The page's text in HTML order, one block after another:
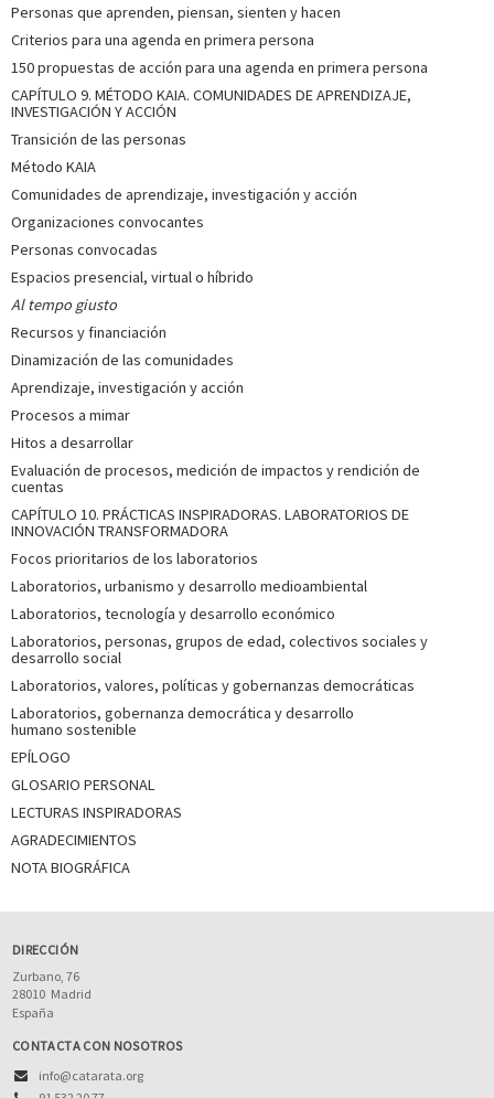
Personas que aprenden, piensan, sienten y hacen
Criterios para una agenda en primera persona
150 propuestas de acción para una agenda en primera persona
CAPÍTULO 9. MÉTODO KAIA. COMUNIDADES DE APRENDIZAJE,
INVESTIGACIÓN Y ACCIÓN
Transición de las personas
Método KAIA
Comunidades de aprendizaje, investigación y acción
Organizaciones convocantes
Personas convocadas
Espacios presencial, virtual o híbrido
Al tempo giusto
Recursos y financiación
Dinamización de las comunidades
Aprendizaje, investigación y acción
Procesos a mimar
Hitos a desarrollar
Evaluación de procesos, medición de impactos y rendición de
cuentas
CAPÍTULO 10. PRÁCTICAS INSPIRADORAS. LABORATORIOS DE
INNOVACIÓN TRANSFORMADORA
Focos prioritarios de los laboratorios
Laboratorios, urbanismo y desarrollo medioambiental
Laboratorios, tecnología y desarrollo económico
Laboratorios, personas, grupos de edad, colectivos sociales y
desarrollo social
Laboratorios, valores, políticas y gobernanzas democráticas
Laboratorios, gobernanza democrática y desarrollo
humano sostenible
EPÍLOGO
GLOSARIO PERSONAL
LECTURAS INSPIRADORAS
AGRADECIMIENTOS
NOTA BIOGRÁFICA
DIRECCIÓN
Zurbano, 76
28010 Madrid
España
CONTACTA CON NOSOTROS
info@catarata.org